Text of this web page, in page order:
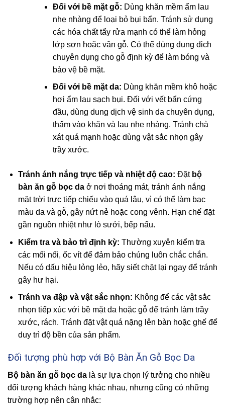
Đối với bề mặt gỗ: Dùng khăn mềm ẩm lau
nhẹ nhàng để loại bỏ bụi bẩn. Tránh sử dụng
các hóa chất tẩy rửa mạnh có thể làm hỏng
lớp sơn hoặc vân gỗ. Có thể dùng dung dịch
chuyên dụng cho gỗ định kỳ để làm bóng và
bảo vệ bề mặt.
Đối với bề mặt da: Dùng khăn mềm khô hoặc
hơi ẩm lau sạch bụi. Đối với vết bẩn cứng
đầu, dùng dung dịch vệ sinh da chuyên dụng,
thấm vào khăn và lau nhẹ nhàng. Tránh chà
xát quá mạnh hoặc dùng vật sắc nhọn gây
trầy xước.
Tránh ánh nắng trực tiếp và nhiệt độ cao: Đặt bộ
bàn ăn gỗ bọc daở nơi thoáng mát, tránh ánh nắng
mặt trời trực tiếp chiếu vào quá lâu, vì có thể làm bạc
màu da và gỗ, gây nứt nẻ hoặc cong vênh. Hạn chế đặt
gần nguồn nhiệt như lò sưởi, bếp nấu.
Kiểm tra và bảo trì định kỳ: Thường xuyên kiểm tra
các mối nối, ốc vít để đảm bảo chúng luôn chắc chắn.
Nếu có dấu hiệu lỏng lẻo, hãy siết chặt lại ngay để tránh
gây hư hại.
Tránh va đập và vật sắc nhọn: Không để các vật sắc
nhọn tiếp xúc với bề mặt da hoặc gỗ để tránh làm trầy
xước, rách. Tránh đặt vật quá nặng lên bàn hoặc ghế để
duy trì độ bền của sản phẩm.
Đối tượng phù hợp với Bộ Bàn Ăn Gỗ Bọc Da
Bộ bàn ăn gỗ bọc da là sự lựa chọn lý tưởng cho nhiều
đối tượng khách hàng khác nhau, nhưng cũng có những
trường hợp nên cân nhắc: